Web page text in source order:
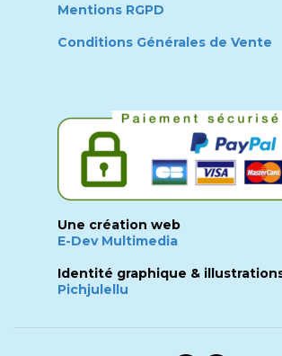
Mentions RGPD
Conditions Générales de Vente
Une création web
E-Dev Multimedia
Identité graphique &
Pichjulellu